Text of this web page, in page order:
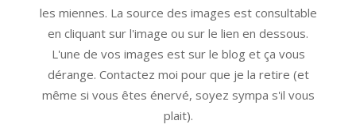
les miennes. La source des images est consultable
en cliquant sur l'image ou sur le lien en dessous.
L'une de vos images est sur le blog et ça vous
dérange. Contactez moi pour que je la retire (et
même si vous êtes énervé, soyez sympa s'il vous
plait).